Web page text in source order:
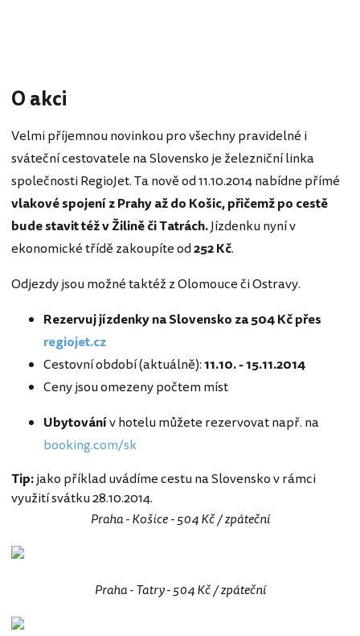
O akci
Velmi příjemnou novinkou pro všechny pravidelné i
sváteční cestovatele na Slovensko je železniční linka
společnosti RegioJet. Ta nově od 11.10.2014 nabídne přímé
vlakové spojení z Prahy až do Košic, přičemž po cestě
bude stavit též v Žilině či Tatrách.Jízdenku nyní v
ekonomické třídě zakoupíte od252 Kč.
Odjezdy jsou možné taktéž z Olomouce či Ostravy.
Rezervuj jízdenky na Slovensko za 504 Kč přes
regiojet.cz
Cestovní období (aktuálně):11.10. - 15.11.2014
Ceny jsou omezeny počtem míst
Ubytovánív hotelu můžete rezervovat např. na
booking.com/sk
Tip:jako příklad uvádíme cestu na Slovensko v rámci
využití svátku 28.10.2014.
Praha - Košice - 504 Kč / zpáteční
Praha - Tatry - 504 Kč / zpáteční